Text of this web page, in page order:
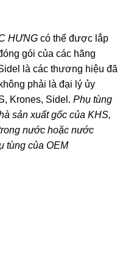
HƯNG có thể được lắp
gói của các hãng
là các thương hiệu đã
phải là đại lý ủy
Krones, Sidel. Phụ tùng
sản xuất gốc của KHS,
nước hoặc nước
tùng của OEM